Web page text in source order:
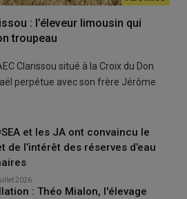
: l’éleveur limousin qui
troupeau
Clarissou situé à la Croix du Don
perpétue avec son frère Jérôme
et les JA ont convaincu le
de l’intérêt des réserves d’eau
2026
: Théo Mialon, l'élevage